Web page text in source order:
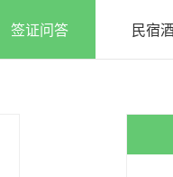
签证问答 民宿